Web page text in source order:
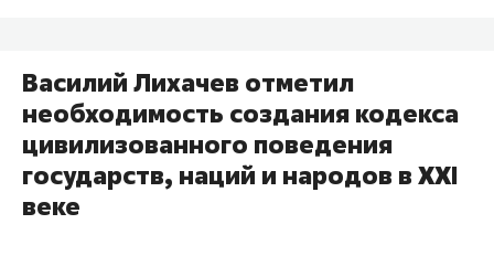
Василий Лихачев отметил
необходимость создания кодекса
цивилизованного поведения
государств, наций и народов в XXI
веке